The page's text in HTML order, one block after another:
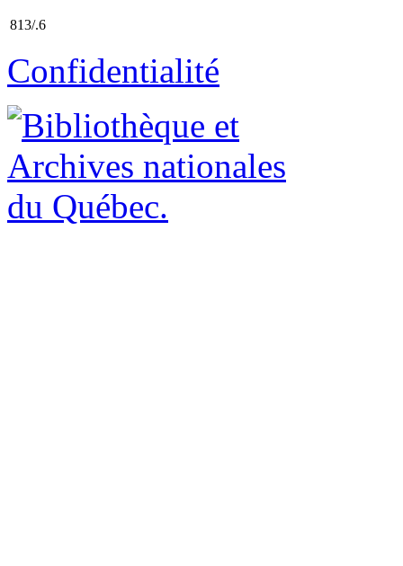
813/.6
Confidentialité